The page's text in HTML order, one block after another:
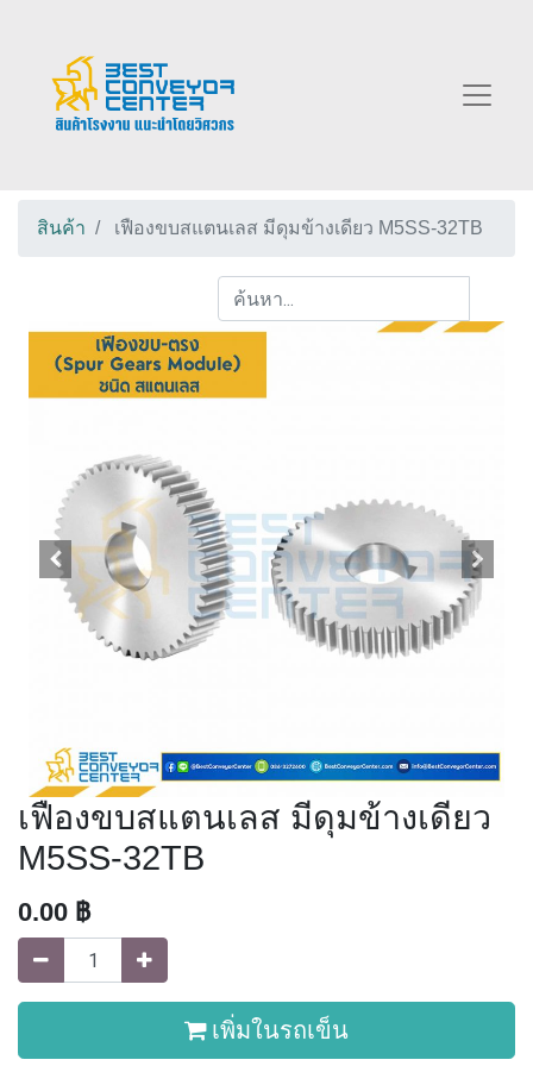
สินค้า เฟืองขบสแตนเลส มีดุมข้างเดียว M5SS-32TB
เฟืองขบสแตนเลส มีดุมข้างเดียว
M5SS-32TB
0.00 ฿
เพิ่มในรถเข็น